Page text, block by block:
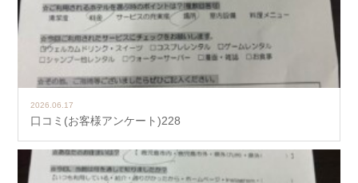
2026.06.17
口コミ(お客様アンケート)228